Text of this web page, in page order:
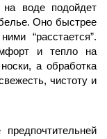
на воде подойдет
Оно быстрее
“расстается”.
и тепло на
а обработка
чистоту и